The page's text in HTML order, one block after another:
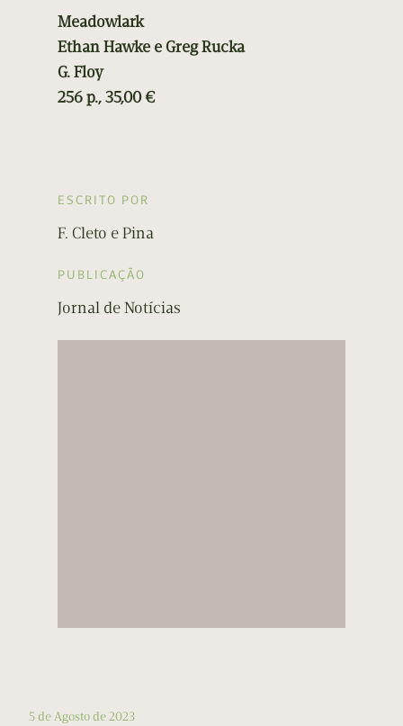
Meadowlark
Ethan Hawke e Greg Rucka
G. Floy
256 p., 35,00 €
ESCRITO POR
F. Cleto e Pina
PUBLICAÇÃO
Jornal de Notícias
5 de Agosto de 2023